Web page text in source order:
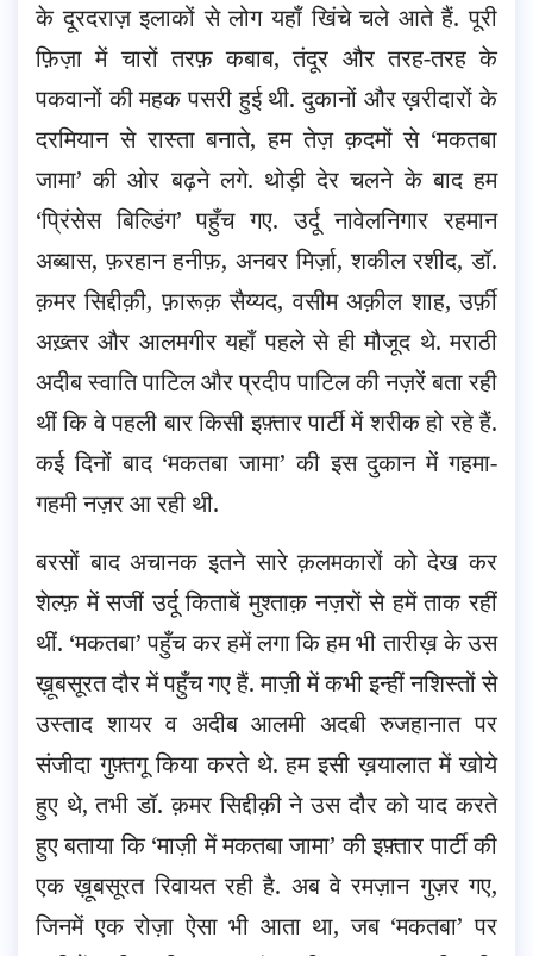
के दूरदराज़ इलाकों से लोग यहाँ खिंचे चले आते हैं. पूरी
फ़िज़ा में चारों तरफ़ कबाब, तंदूर और तरह-तरह के
पकवानों की महक पसरी हुई थी. दुकानों और ख़रीदारों के
दरमियान से रास्ता बनाते, हम तेज़ क़दमों से ‘मकतबा
जामा’ की ओर बढ़ने लगे. थोड़ी देर चलने के बाद हम
‘प्रिंसेस बिल्डिंग’ पहुँच गए. उर्दू नावेलनिगार रहमान
अब्बास, फ़रहान हनीफ़, अनवर मिर्ज़ा, शकील रशीद, डॉ.
क़मर सिद्दीक़ी, फ़ारूक़ सैय्यद, वसीम अक़ील शाह, उर्फ़ी
अख़्तर और आलमगीर यहाँ पहले से ही मौजूद थे. मराठी
अदीब स्वाति पाटिल और प्रदीप पाटिल की नज़रें बता रही
थीं कि वे पहली बार किसी इफ़्तार पार्टी में शरीक हो रहे हैं.
कई दिनों बाद ‘मकतबा जामा’ की इस दुकान में गहमा-
गहमी नज़र आ रही थी.
बरसों बाद अचानक इतने सारे क़लमकारों को देख कर
शेल्फ़ में सजीं उर्दू किताबें मुश्ताक़ नज़रों से हमें ताक रहीं
थीं. ‘मकतबा’ पहुँच कर हमें लगा कि हम भी तारीख़ के उस
ख़ूबसूरत दौर में पहुँच गए हैं. माज़ी में कभी इन्हीं नशिस्तों से
उस्ताद शायर व अदीब आलमी अदबी रुजहानात पर
संजीदा गुफ़्तगू किया करते थे. हम इसी ख़यालात में खोये
हुए थे, तभी डॉ. क़मर सिद्दीक़ी ने उस दौर को याद करते
हुए बताया कि ‘माज़ी में मकतबा जामा’ की इफ़्तार पार्टी की
एक ख़ूबसूरत रिवायत रही है. अब वे रमज़ान गुज़र गए,
जिनमें एक रोज़ा ऐसा भी आता था, जब ‘मकतबा’ पर